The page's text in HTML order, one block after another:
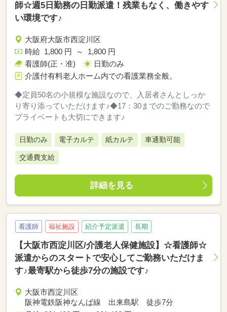
師☆週5日勤務の日勤派遣！残業もなく、働きやす
い環境です♪
大阪府大阪市西淀川区
時給 1,800 円 ～ 1,800 円
看護師(正・准)
日勤のみ
介護付有料老人ホーム内での看護業務全般。
◆定員50名の小規模な施設なので、入居者さんとしっか
り寄り添っていただけます♪◆17：30までのご勤務なので
プライベートも大切にできます♪
日勤のみ 電子カルテ 紙カルテ 車通勤可能
交通費支給
詳細を見る
看護師 福祉施設 紹介予定派遣 長期
【大阪市西淀川区/介護老人保健施設】☆看護師☆
派遣からのスタートで安心してご勤務いただけま
す♪最寄駅から徒歩7分の施設です♪
大阪市西淀川区
阪神電鉄阪神なんば線 出来島駅 徒歩7分